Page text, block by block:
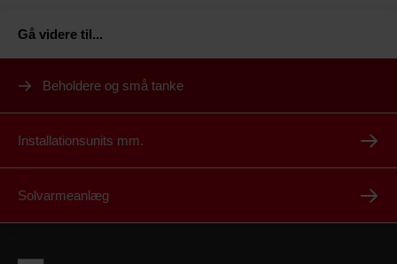
Gå videre til...
Beholdere og små tanke
Installationsunits mm.
Solvarmeanlæg